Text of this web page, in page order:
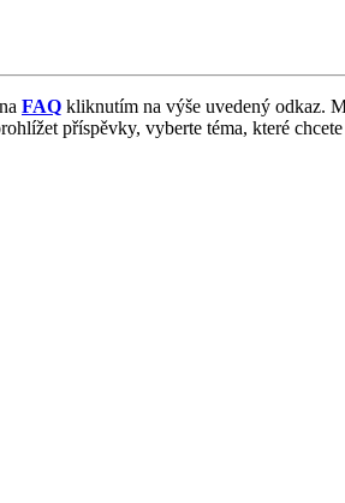
FAQ kliknutím na výše uvedený odkaz.
příspěvky, vyberte téma, které